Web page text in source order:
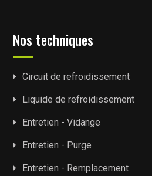
Nos techniques
Circuit de refroidissement
Liquide de refroidissement
Entretien - Vidange
Entretien - Purge
Entretien - Remplacement